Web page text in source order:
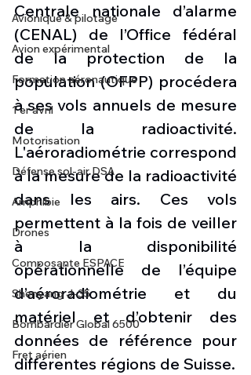
Avionique & pilotage
Avion expérimental
Formation aéronautique
1 er avril
Motorisation
Défense sol-air DSA
Amphibie
Drones
Composante ESPACE
Shenyang J-35
Bombardier Global 6500
Fret aérien
Centrale nationale d’alarme
(CENAL) de l’Office fédéral
de la protection de la
population (OFPP) procédera
à ses vols annuels de mesure
de la radioactivité.
L'aéroradiométrie correspond
à la mesure de la radioactivité
dans les airs. Ces vols
permettent à la fois de veiller
à la disponibilité
opérationnelle de l’équipe
d’aéroradiométrie et du
matériel et d’obtenir des
données de référence pour
différentes régions de Suisse.